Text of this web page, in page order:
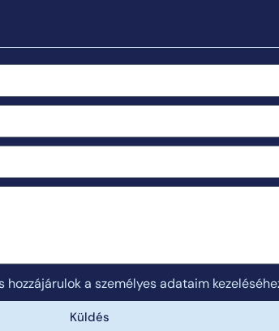
hozzájárulok a személyes adataim
Küldés